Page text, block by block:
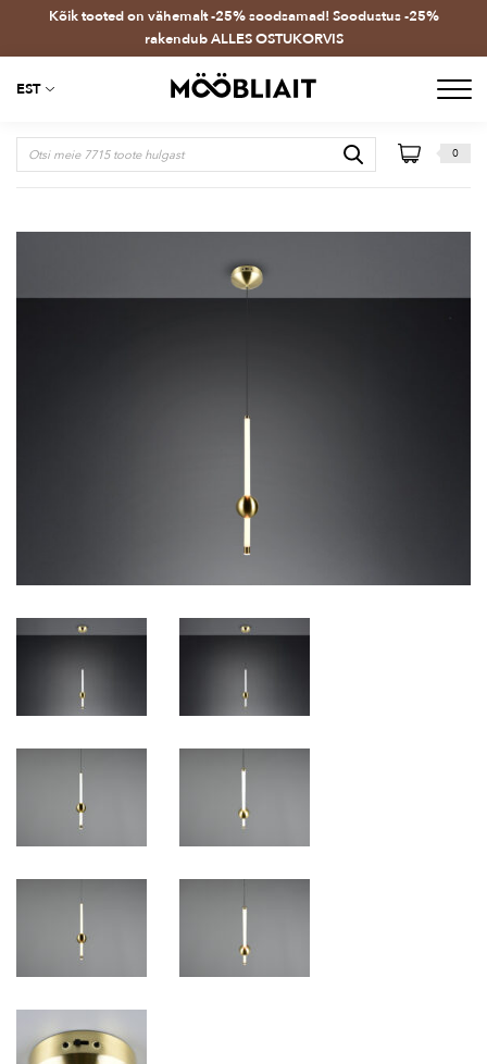
Kõik tooted on vähemalt -25% soodsamad! Soodustus -25%
rakendub ALLES OSTUKORVIS
EST
0